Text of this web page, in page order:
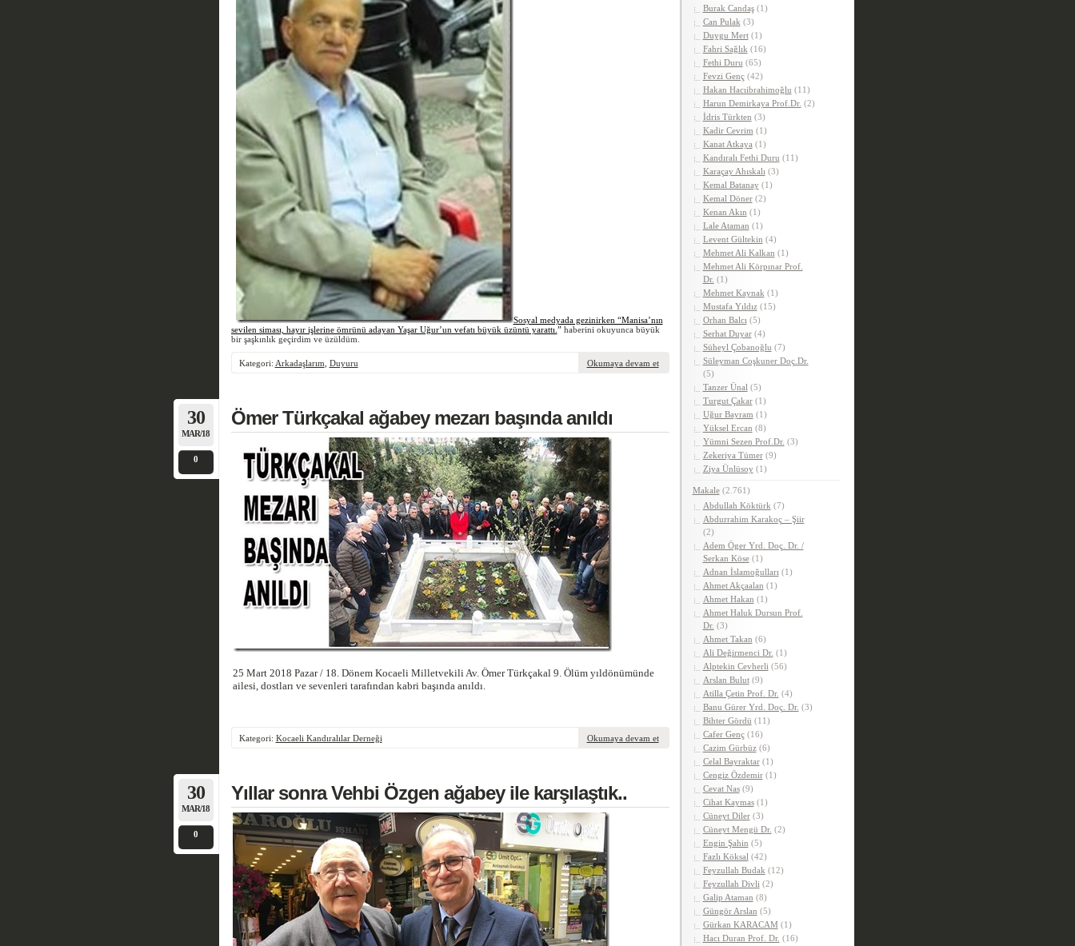
Sosyal medyada gezinirken “Manisa’nın
sevilen siması, hayır işlerine ömrünü adayan Yaşar Uğur’un vefatı büyük üzüntü yarattı. ”haberini okuyunca büyük
bir şaşkınlık geçirdim ve üzüldüm.
Kategori: Arkadaşlarım Duyuru Okumaya devam et
30
MAR/18
0
Ömer Türkçakal ağabey mezarı başında anıldı
25 Mart 2018 Pazar / 18. Dönem Kocaeli Milletvekili Av. Ömer Türkçakal 9. Ölüm yıldönümünde
ailesi, dostları ve sevenleri tarafından kabri başında anıldı.
Kategori: Kocaeli Kandıralılar Derneği Okumaya devam et
30
MAR/18
0
Yıllar sonra Vehbi Özgen ağabey ile karşılaştık..
Burak Candaş(1)
Can Pulak (3)
Duygu Mert(1)
Fahri Sağlık (16)
Fethi Duru (65)
Fevzi Genç(42)
Hakan Hacıibrahimoğlu (11)
Harun Demirkaya Prof.Dr. (2)
İdris Türkten (3)
Kadir Cevrim (1)
Kanat Atkaya (1)
Kandıralı Fethi Duru (11)
Karaçay Ahıskalı (3)
Kemal Batanay(1)
Kemal Döner(2)
Kenan Akın (1)
Lale Ataman (1)
Levent Gültekin (4)
Mehmet Ali Kalkan (1)
Mehmet Ali Körpınar Prof.
Dr. (1)
Mehmet Kaynak (1)
Mustafa Yıldız(15)
Orhan Balcı (5)
Serhat Duyar(4)
Süheyl Çobanoğlu (7)
Süleyman Coşkuner Doç.Dr.
(5)
Tanzer Ünal (5)
Turgut Çakar(1)
Uğur Bayram (1)
Yüksel Ercan (8)
Yümni Sezen Prof.Dr. (3)
Zekeriya Tümer(9)
Ziya Ünlüsoy(1)
Makale(2.761)
Abdullah Köktürk (7)
Abdurrahim Karakoç – Şiir
(2)
Adem Öger Yrd. Doç. Dr. /
Serkan Köse(1)
Adnan İslamoğulları (1)
Ahmet Akçaalan (1)
Ahmet Hakan (1)
Ahmet Haluk Dursun Prof.
Dr. (3)
Ahmet Takan (6)
Ali Değirmenci Dr. (1)
Alptekin Cevherli (56)
Arslan Bulut(9)
Atilla Çetin Prof. Dr. (4)
Banu Gürer Yrd. Doç. Dr. (3)
Bihter Gördü (11)
Cafer Genç(16)
Cazim Gürbüz(6)
Celal Bayraktar(1)
Cengiz Özdemir(1)
Cevat Nas(9)
Cihat Kaymas(1)
Cüneyt Diler(3)
Cüneyt Mengü Dr. (2)
Engin Şahin (5)
Fazlı Köksal (42)
Feyzullah Budak (12)
Feyzullah Divli (2)
Galip Ataman (8)
Güngör Arslan (5)
Gürkan KARACAM (1)
Hacı Duran Prof. Dr. (16)